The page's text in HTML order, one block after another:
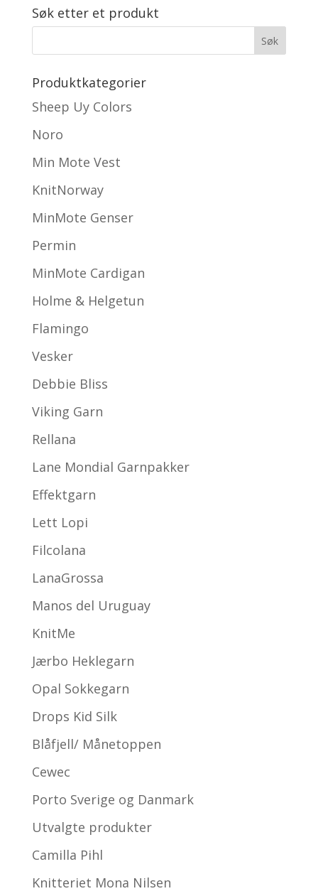
Søk etter et produkt
Produktkategorier
Sheep Uy Colors
Noro
Min Mote Vest
KnitNorway
MinMote Genser
Permin
MinMote Cardigan
Holme & Helgetun
Flamingo
Vesker
Debbie Bliss
Viking Garn
Rellana
Lane Mondial Garnpakker
Effektgarn
Lett Lopi
Filcolana
LanaGrossa
Manos del Uruguay
KnitMe
Jærbo Heklegarn
Opal Sokkegarn
Drops Kid Silk
Blåfjell/ Månetoppen
Cewec
Porto Sverige og Danmark
Utvalgte produkter
Camilla Pihl
Knitteriet Mona Nilsen